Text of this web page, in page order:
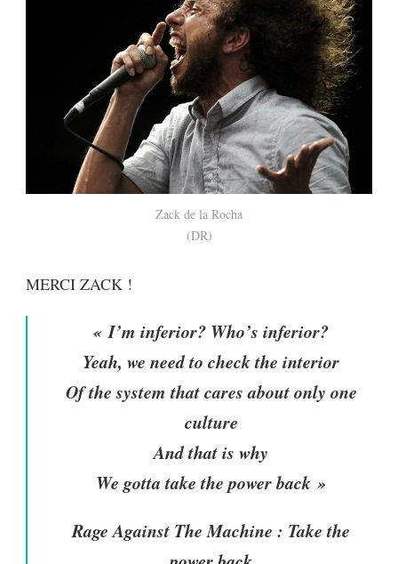
Zack de la Rocha
(DR)
MERCI ZACK !
« I’m inferior? Who’s inferior?
Yeah, we need to check the interior
Of the system that cares about only one
culture
And that is why
We gotta take the power back »
Rage Against The Machine : Take the